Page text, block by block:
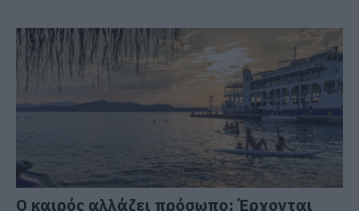
Ο καιρός αλλάζει πρόσωπο: Έρχονται